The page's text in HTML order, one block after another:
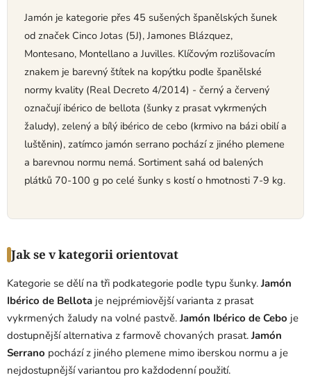
í
p
r
v
k
y
v
ý
p
i
s
u
í
Jamón je kategorie přes 45 sušených španělských šunek
od značek Cinco Jotas (5J), Jamones Blázquez,
Montesano, Montellano a Juvilles. Klíčovým rozlišovacím
znakem je barevný štítek na kopýtku podle španělské
normy kvality (Real Decreto 4/2014) - černý a červený
označují ibérico de bellota (šunky z prasat vykrmených
žaludy), zelený a bílý ibérico de cebo (krmivo na bázi obilí a
luštěnin), zatímco jamón serrano pochází z jiného plemene
a barevnou normu nemá. Sortiment sahá od balených
plátků 70-100 g po celé šunky s kostí o hmotnosti 7-9 kg.
Jak se v kategorii orientovat
Kategorie se dělí na tři podkategorie podle typu šunky. Jamón
Ibérico de Bellota je nejprémiovější varianta z prasat
vykrmených žaludy na volné pastvě. Jamón Ibérico de Cebo je
dostupnější alternativa z farmově chovaných prasat. Jamón
Serrano pochází z jiného plemene mimo iberskou normu a je
nejdostupnější variantou pro každodenní použití.